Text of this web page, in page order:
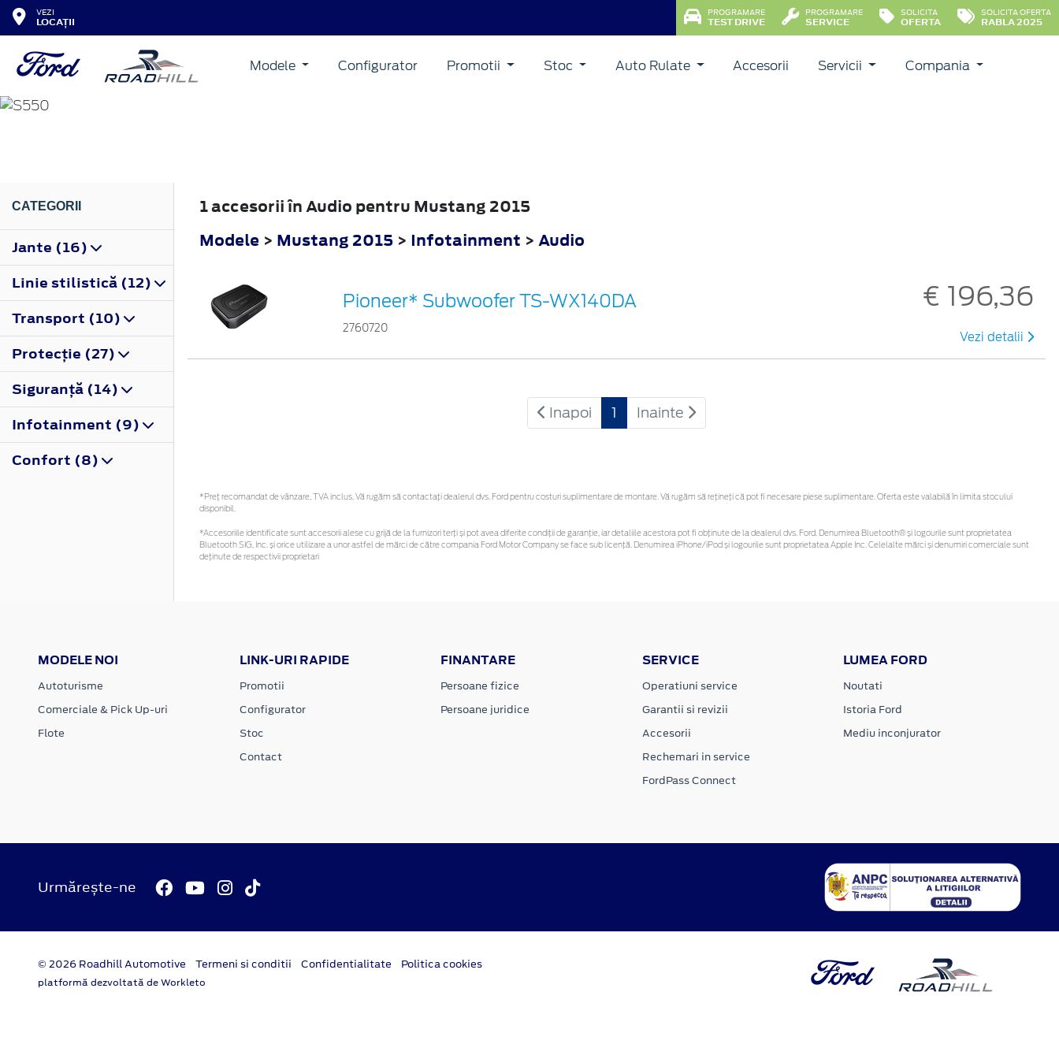
VEZI
LOCAȚII
PROGRAMARE
TEST DRIVE
PROGRAMARE
SERVICE
SOLICITA
OFERTA
SOLICITA OFERTA
RABLA 2025
Modele Configurator Promotii Stoc Auto Rulate Accesorii Servicii Compania
MUSTANG
CATEGORII
Jante (16)
Linie stilistică (12)
Transport (10)
Protecţie (27)
Siguranţă (14)
Infotainment (9)
Confort (8)
1 accesorii în Audio pentru Mustang 2015
Modele > Mustang 2015 > Infotainment > Audio
Pioneer* Subwoofer TS-WX140DA
2760720
€ 196,36
Vezi detalii
Inapoi 1 Inainte
*Preţ recomandat de vânzare, TVA inclus. Vă rugăm să contactaţi dealerul dvs. Ford pentru costuri suplimentare de montare. Vă rugăm să rețineți că pot fi necesare piese suplimentare. Oferta este valabilă în limita stocului
disponibil.
*Accesoriile identificate sunt accesorii alese cu grijă de la furnizori terți și pot avea diferite condiții de garanție, iar detaliile acestora pot fi obținute de la dealerul dvs. Ford. Denumirea Bluetooth® și logourile sunt proprietatea
Bluetooth SIG, Inc. și orice utilizare a unor astfel de mărci de către compania Ford Motor Company se face sub licență. Denumirea iPhone/iPod și logourile sunt proprietatea Apple Inc. Celelalte mărci și denumiri comerciale sunt
deținute de respectivii proprietari
MODELE NOI
Autoturisme
Comerciale & Pick Up-uri
Flote
LINK-URI RAPIDE
Promotii
Configurator
Stoc
Contact
FINANTARE
Persoane fizice
Persoane juridice
SERVICE
Operatiuni service
Garantii si revizii
Accesorii
Rechemari in service
FordPass Connect
LUMEA FORD
Noutati
Istoria Ford
Mediu inconjurator
Urmărește-ne
© 2026 Roadhill Automotive Termeni si conditii Confidentialitate Politica cookies
platformă dezvoltată de Workleto